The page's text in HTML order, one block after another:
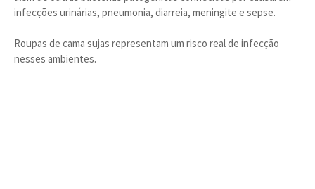
infecções urinárias, pneumonia, diarreia, meningite e sepse.
Roupas de cama sujas representam um risco real de infecção
nesses ambientes.